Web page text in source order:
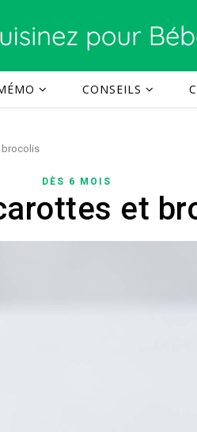
CONSEILS
brocolis
DÈS 6 MOIS
et